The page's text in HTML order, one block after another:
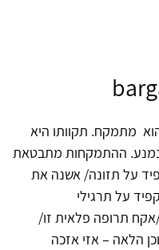
מתמקח. תקוותו היא
ההתמקחות מתבטאת
על תזונה/ אשנה את
על תרגילי
תרופה פלאית זו/
הלאה – אזי אזכה